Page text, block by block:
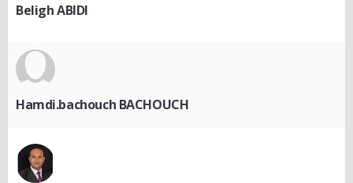
Beligh ABIDI
Hamdi.bachouch BACHOUCH